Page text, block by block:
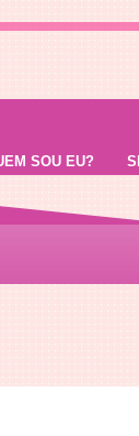
SOU EU?